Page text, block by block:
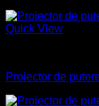
Quick View
Proiector de